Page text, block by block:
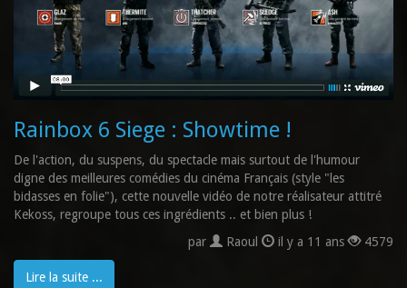
Rainbox 6 Siege : Showtime !
De l'action, du suspens, du spectacle mais surtout de l'humour
digne des meilleures comédies du cinéma Français (style "les
bidasses en folie"), cette nouvelle vidéo de notre réalisateur attitré
Kekoss, regroupe tous ces ingrédients .. et bien plus !
par
Raoul il y a 11 ans 4579
Lire la suite ...